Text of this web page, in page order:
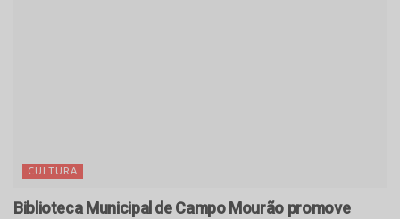
CULTURA
Biblioteca Municipal de Campo Mourão promove